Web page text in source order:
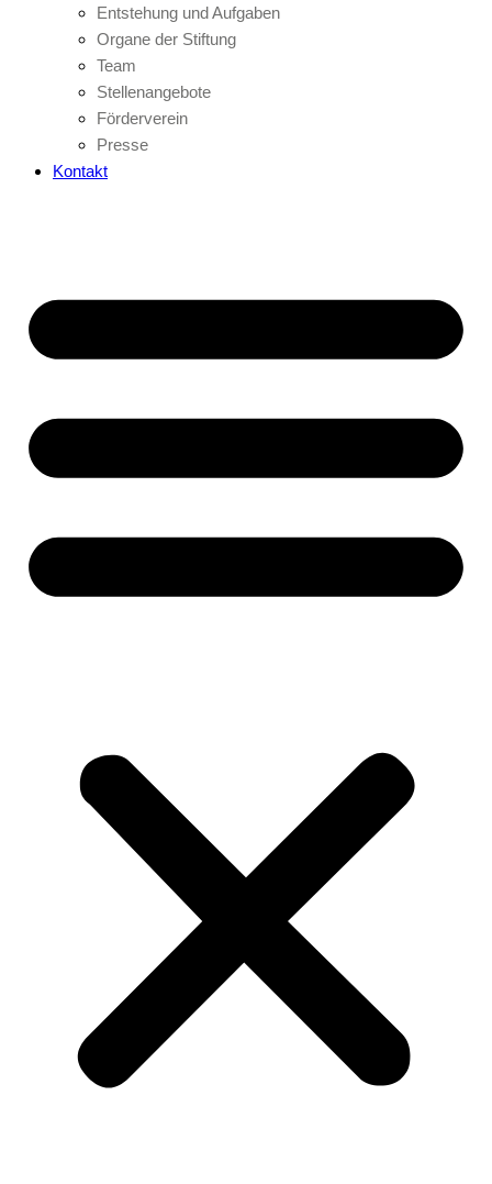
Entstehung und Aufgaben
Organe der Stiftung
Team
Stellenangebote
Förderverein
Presse
Kontakt